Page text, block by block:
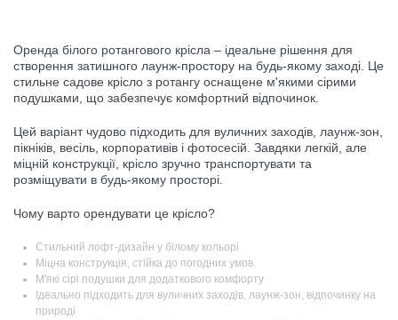
Оренда білого ротангового крісла – ідеальне рішення для
створення затишного лаунж-простору на будь-якому заході. Це
стильне садове крісло з ротангу оснащене м'якими сірими
подушками, що забезпечує комфортний відпочинок.
Цей варіант чудово підходить для вуличних заходів, лаунж-зон,
пікніків, весіль, корпоративів і фотосесій. Завдяки легкій, але
міцній конструкції, крісло зручно транспортувати та
розміщувати в будь-якому просторі.
Чому варто орендувати це крісло?
Стильний лофт-дизайн у білому кольорі
Міцна конструкція, стійка до погодних умов
М'які сірі подушки для додаткового комфорту
Ідеально підходить для вуличних заходів, лаунж-зон, відпочинку на
природі